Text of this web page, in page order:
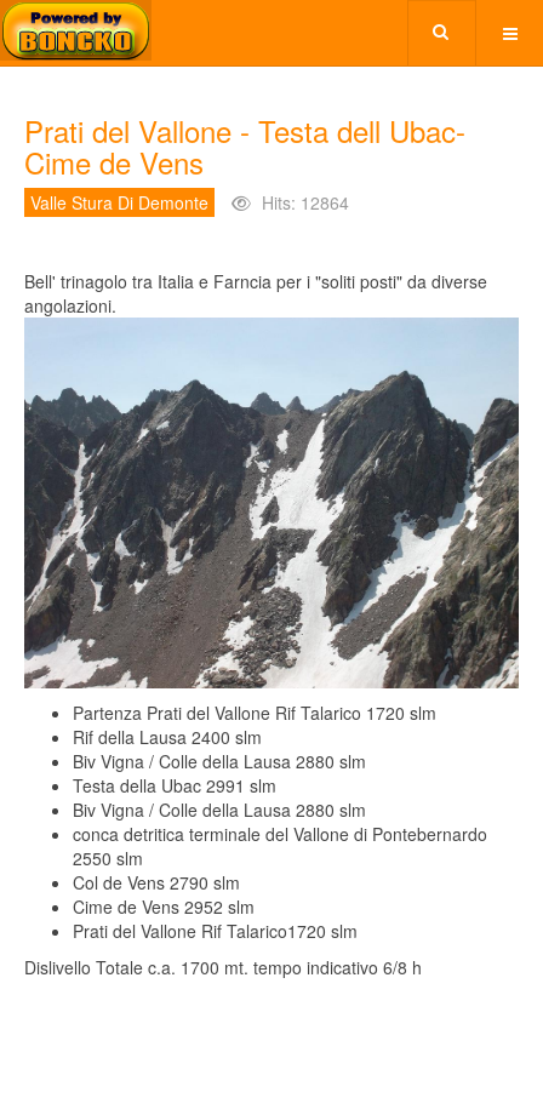
Prati del Vallone - Testa dell Ubac-
Cime de Vens
Valle Stura Di Demonte Hits: 12864
Bell' trinagolo tra Italia e Farncia per i "soliti posti" da diverse
angolazioni.
Partenza Prati del Vallone Rif Talarico 1720 slm
Rif della Lausa 2400 slm
Biv Vigna / Colle della Lausa 2880 slm
Testa della Ubac 2991 slm
Biv Vigna / Colle della Lausa 2880 slm
conca detritica terminale del Vallone di Pontebernardo
2550 slm
Col de Vens 2790 slm
Cime de Vens 2952 slm
Prati del Vallone Rif Talarico1720 slm
Dislivello Totale c.a. 1700 mt. tempo indicativo 6/8 h